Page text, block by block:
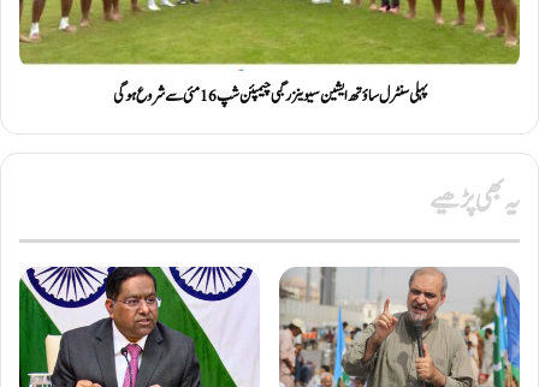
پہلی سنٹرل ساؤتھ ایشین سیوینز رگبی چیمپئن شپ 16 مئی سے شروع ہو گی
یہ بھی پڑھیے